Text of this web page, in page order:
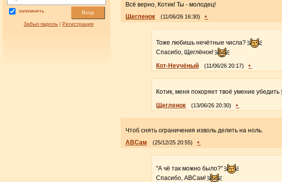
запомнить Вход
Забыл пароль |Регистрация
Всё верно, Котик! Ты - молодец!
Щегленок
(11/06/26 16:30) •
Тоже любишь нечётные числа?
Спасибо, Щеглёнок!
Кот-Неучёный
(11/06/26 20:17) •
Котик, меня покоряет твоё умение убедить
Щегленок
(13/06/26 20:30) •
Чтоб снять ограничения изволь делить на ноль.
АВСам
(25/12/25 20:55) •
"А чё так можно было?"
Спасибо, АВСам!